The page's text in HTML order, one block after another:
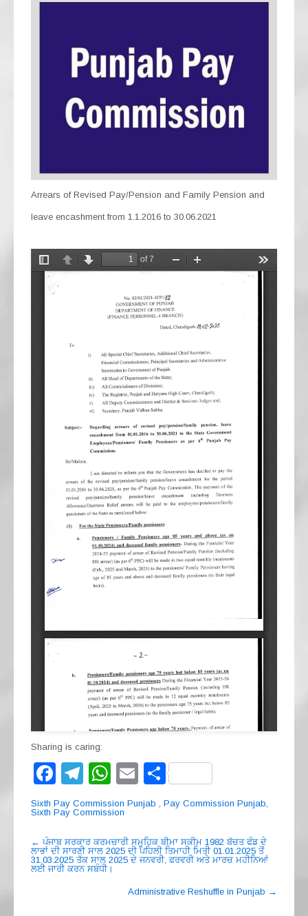
Arrears of Revised Pay/Pension and Family Pension and
leave encashment from 1.1.2016 to 30.06.2021
Sharing is caring:
F
a
c
e
b
T
el
e
gr
a
W
h
at
s
A
E
m
S
h
e
Sixth Pay Commission Punjab , Pay Commission Punjab,
Sixth Pay Commission
Post
navigation
← ਪੰਜਾਬ ਸਰਕਾਰ ਕਰਮਚਾਰੀ ਸਮੂਹਿਕ ਬੀਮਾ ਸਕੀਮ 1982 ਬੱਚਤ ਫੰਡ ਦੇ
ਲਾਭਾਂ ਦੀ ਸਾਰਣੀ ਸਾਲ 2025 ਦੀ ਪਹਿਲੀ ਤਿਮਾਹੀ ਮਿਤੀ 01.01.2025 ਤੋਂ
31.03.2025 ਤੱਕ ਸਾਲ 2025 ਦੇ ਜਨਵਰੀ, ਫਰਵਰੀ ਅਤੇ ਮਾਰਚ ਮਹੀਨਿਆਂ
ਲਈ ਜਾਰੀ ਕਰਨ ਸਬੰਧੀ।
Administrative Reshuffle in Punjab →